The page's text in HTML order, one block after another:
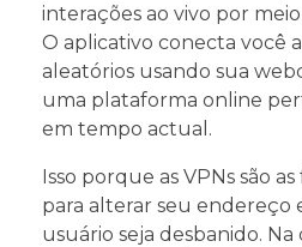
interações ao vivo por
O aplicativo conecta você
aleatórios usando sua
uma plataforma online
em tempo actual.
Isso porque as VPNs são
para alterar seu endereço
usuário seja desbanido.